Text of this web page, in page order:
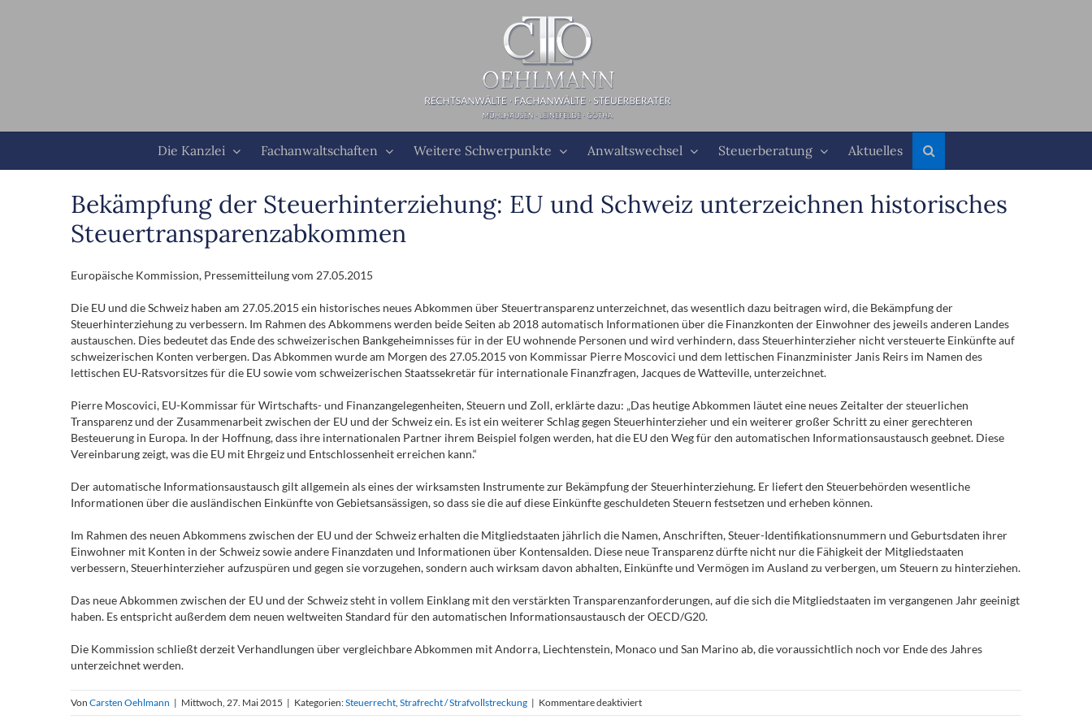
Die Kanzlei Fachanwaltschaften Weitere Schwerpunkte Anwaltswechsel Steuerberatung Aktuelles
Bekämpfung der Steuerhinterziehung: EU und Schweiz unterzeichnen historisches
Steuertransparenzabkommen
Europäische Kommission, Pressemitteilungvom 27.05.2015
Die EU und die Schweiz haben am 27.05.2015 ein historisches neues Abkommen über Steuertransparenz unterzeichnet, das wesentlich dazu beitragen wird, die Bekämpfung der
Steuerhinterziehung zu verbessern. Im Rahmen des Abkommens werden beide Seiten ab 2018 automatisch Informationen über die Finanzkonten der Einwohner des jeweils anderen Landes
austauschen. Dies bedeutet das Ende des schweizerischen Bankgeheimnisses für in der EU wohnende Personen und wird verhindern, dass Steuerhinterzieher nicht versteuerte Einkünfte auf
schweizerischen Konten verbergen. Das Abkommen wurde am Morgen des 27.05.2015 von Kommissar Pierre Moscovici und dem lettischen Finanzminister Janis Reirs im Namen des
lettischen EU-Ratsvorsitzes für die EU sowie vom schweizerischen Staatssekretär für internationale Finanzfragen, Jacques de Watteville, unterzeichnet.
Pierre Moscovici, EU-Kommissar für Wirtschafts- und Finanzangelegenheiten, Steuern und Zoll, erklärte dazu: „Das heutige Abkommen läutet eine neues Zeitalter der steuerlichen
Transparenz und der Zusammenarbeit zwischen der EU und der Schweiz ein. Es ist ein weiterer Schlag gegen Steuerhinterzieher und ein weiterer großer Schritt zu einer gerechteren
Besteuerung in Europa. In der Hoffnung, dass ihre internationalen Partner ihrem Beispiel folgen werden, hat die EU den Weg für den automatischen Informationsaustausch geebnet. Diese
Vereinbarung zeigt, was die EU mit Ehrgeiz und Entschlossenheit erreichen kann.“
Der automatische Informationsaustausch gilt allgemein als eines der wirksamsten Instrumente zur Bekämpfung der Steuerhinterziehung. Er liefert den Steuerbehörden wesentliche
Informationen über die ausländischen Einkünfte von Gebietsansässigen, so dass sie die auf diese Einkünfte geschuldeten Steuern festsetzen und erheben können.
Im Rahmen des neuen Abkommens zwischen der EU und der Schweiz erhalten die Mitgliedstaaten jährlich die Namen, Anschriften, Steuer-Identifikationsnummern und Geburtsdaten ihrer
Einwohner mit Konten in der Schweiz sowie andere Finanzdaten und Informationen über Kontensalden. Diese neue Transparenz dürfte nicht nur die Fähigkeit der Mitgliedstaaten
verbessern, Steuerhinterzieher aufzuspüren und gegen sie vorzugehen, sondern auch wirksam davon abhalten, Einkünfte und Vermögen im Ausland zu verbergen, um Steuern zu hinterziehen.
Das neue Abkommen zwischen der EU und der Schweiz steht in vollem Einklang mit den verstärkten Transparenzanforderungen, auf die sich die Mitgliedstaaten im vergangenen Jahr geeinigt
haben. Es entspricht außerdem dem neuen weltweiten Standard für den automatischen Informationsaustausch der OECD/G20.
Die Kommission schließt derzeit Verhandlungen über vergleichbare Abkommen mit Andorra, Liechtenstein, Monaco und San Marino ab, die voraussichtlich noch vor Ende des Jahres
unterzeichnet werden.
Von Carsten Oehlmann | Mittwoch, 27. Mai 2015 | Kategorien:Steuerrecht, Strafrecht / Strafvollstreckung | Kommentare deaktiviertfür
Bekämpfung